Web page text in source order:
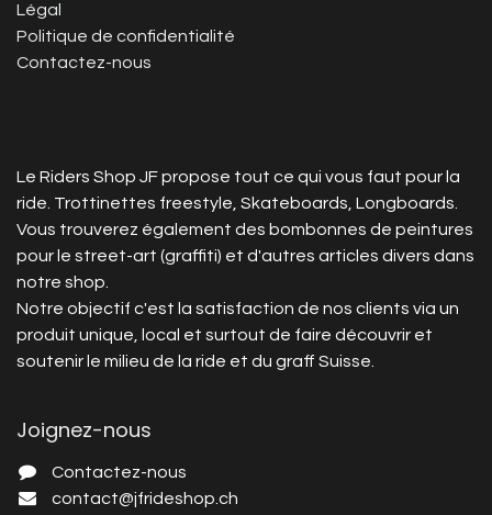
Légal
Politique de confidentialité
Contactez-nous
Le Riders Shop JF propose tout ce qui vous faut pour la
ride. Trottinettes freestyle, Skateboards, Longboards.
Vous trouverez également des bombonnes de peintures
pour le street-art (graffiti) et d'autres articles divers dans
notre shop.
Notre objectif c'est la satisfaction de nos clients via un
produit unique, local et surtout de faire découvrir et
soutenir le milieu de la ride et du graff Suisse.
Joignez-nous
Contactez-nous
contact@jfrideshop.ch